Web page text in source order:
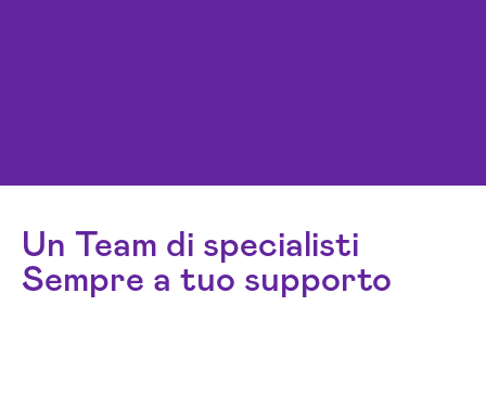
Un Team di specialisti
Sempre a tuo supporto